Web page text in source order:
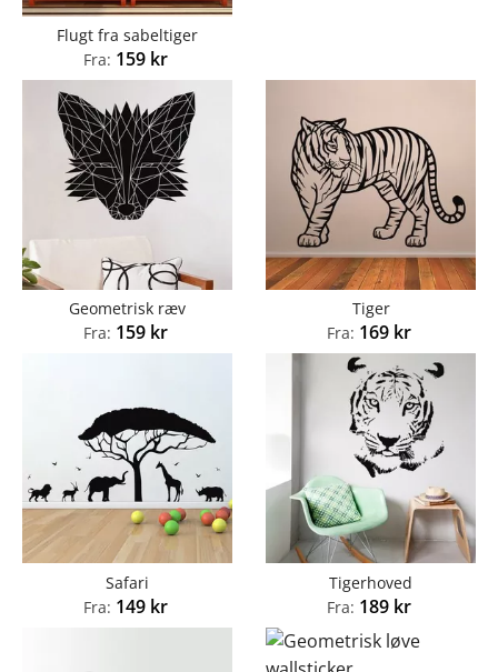
Flugt fra sabeltiger
Fra: 159 kr
Geometrisk ræv
Fra: 159 kr
Tiger
Fra: 169 kr
Safari
Fra: 149 kr
Tigerhoved
Fra: 189 kr